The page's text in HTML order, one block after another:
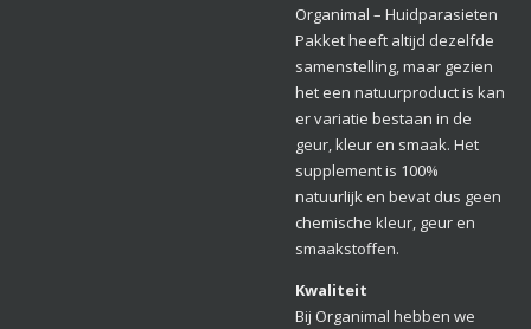
Organimal – Huidparasieten
Pakket heeft altijd dezelfde
samenstelling, maar gezien
het een natuurproduct is kan
er variatie bestaan in de
geur, kleur en smaak. Het
supplement is 100%
natuurlijk en bevat dus geen
chemische kleur, geur en
smaakstoffen.
Kwaliteit
Bij Organimal hebben we